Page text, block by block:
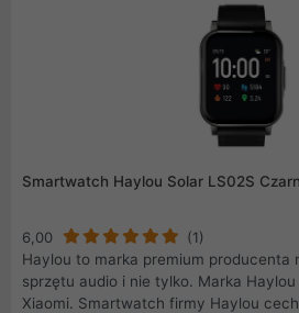
Smartwatch Haylou Solar LS02S
6,00
(1)
Haylou to marka premium producenta
sprzętu audio i nie tylko. Marka
Xiaomi. Smartwatch firmy Haylou